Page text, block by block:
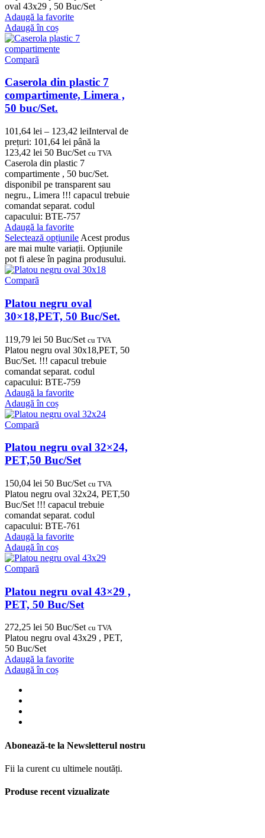
oval 43x29 , 50 Buc/Set
Adaugă la favorite
Adaugă în coș
Compară
Caserola din plastic 7
compartimente, Limera ,
50 buc/Set.
101,64 lei – 123,42 leiInterval de
prețuri: 101,64 lei până la
123,42 lei 50 Buc/Set cu TVA
Caserola din plastic 7
compartimente , 50 buc/Set.
disponibil pe transparent sau
negru., Limera !!! capacul trebuie
comandat separat. codul
capacului: BTE-757
Adaugă la favorite
Selectează opțiunile Acest produs
are mai multe variații. Opțiunile
pot fi alese în pagina produsului.
Compară
Platou negru oval
30×18,PET, 50 Buc/Set.
119,79 lei 50 Buc/Set cu TVA
Platou negru oval 30x18,PET, 50
Buc/Set. !!! capacul trebuie
comandat separat. codul
capacului: BTE-759
Adaugă la favorite
Adaugă în coș
Compară
Platou negru oval 32×24,
PET,50 Buc/Set
150,04 lei 50 Buc/Set cu TVA
Platou negru oval 32x24, PET,50
Buc/Set !!! capacul trebuie
comandat separat. codul
capacului: BTE-761
Adaugă la favorite
Adaugă în coș
Compară
Platou negru oval 43×29 ,
PET, 50 Buc/Set
272,25 lei 50 Buc/Set cu TVA
Platou negru oval 43x29 , PET,
50 Buc/Set
Adaugă la favorite
Adaugă în coș
Abonează-te la Newsletterul nostru
Fii la curent cu ultimele noutăți.
Produse recent vizualizate